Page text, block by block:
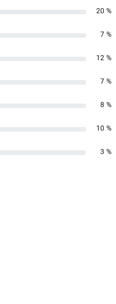
20 %
7 %
12 %
7 %
8 %
10 %
3 %